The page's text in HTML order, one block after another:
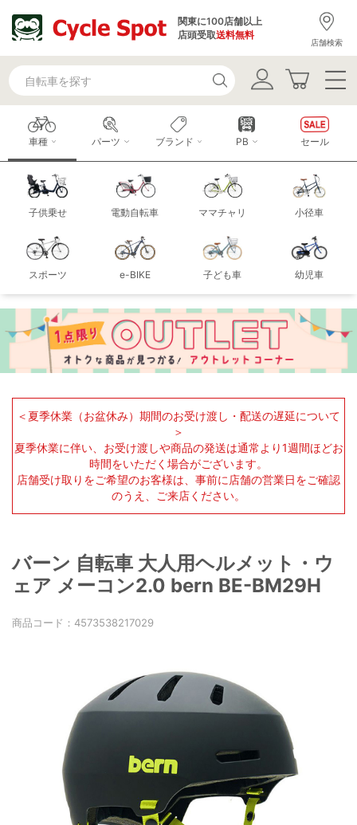
関東に100店舗以上
店頭受取送料無料
店舗検索
車種
子供乗せ 電動自転車 ママチャリ 小径車
スポーツ e-BIKE 子ども車 幼児車
パーツ ブランド PB セール
＜夏季休業（お盆休み）期間のお受け渡し・配送の遅延について
＞
夏季休業に伴い、お受け渡しや商品の発送は通常より1週間ほどお
時間をいただく場合がございます。
店舗受け取りをご希望のお客様は、事前に店舗の営業日をご確認
のうえ、ご来店ください。
バーン 自転車 大人用ヘルメット・ウ
ェア メーコン2.0 bern BE-BM29H
商品コード： 4573538217029